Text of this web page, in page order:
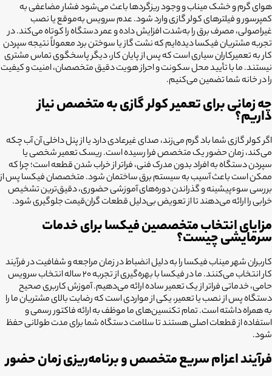
هوای گرم و خشک میناب و وجود ریزگردها باعث می‌شود فشار مضاعفی به
کمپرسور و فیلترهای کولر گازی وارد شود. عدم سرویس به‌موقع یا نصب
غیراصولی، مصرف برق را به‌شدت افزایش داده و عمر دستگاه را کوتاه می‌کند. در
تجربه مشتریان فیکسا دیده‌ایم که نشت گاز یا سوختن برد معمولاً نتیجه سپردن
کار به تعمیرکاران سیاری است که پس از پایان کار، دیگر پاسخگوی تماس مشتری
نیستند. ما با تأیید محل سکونت و احراز هویت دقیق متخصصان، امنیت و کیفیت
را در خانه شما تضمین می‌کنیم.
چه زمانی برای تعمیر کولر گازی به متخصص نیاز
داریم؟
اگر کولر گازی شما باد گرم می‌زند، صدای غیرعادی دارد یا از پنل داخلی آن آب چکه
می‌کند، زمان حضور یک متخصص فرا رسیده است. ریسک تعمیر شخصی یا
سپردن دستگاه به افراد بدون مدرک فنی، فراتر از خراب شدن قطعه است؛ چرا که
ممکن است باعث آسیب به سیستم برق ساختمان شود. متخصصان فیکسا پس از
بررسی سوءپیشینه و گذراندن دوره‌های آموزشی حضوری، دقیق‌ترین تشخیص
خرابی را ارائه می‌دهند تا از تعویض بی‌دلیل قطعات گران‌قیمت جلوگیری شود.
مزایای انتخاب متخصصین فیکسا برای خدمات
سرمایشی چیست؟
کاربران شهر میناب فیکسا را به دلیل انضباط در زمان مراجعه و شفافیت در فرآیند
کار انتخاب می‌کنند. ما در فیکسا با بهره‌گیری از تجربه ۲۰ ساله انتخاب سرویس
حامی، خدماتی فراتر از یک تعمیر ساده ارائه می‌دهیم. آموزش کاربری صحیح
دستگاه پس از نصب یا تعمیر، یکی از مواردی است که رضایت بالای مشتریان ما را
به همراه داشته است. تمام تکنسین‌های ما موظف به ارائه فاکتور رسمی و
استفاده از قطعات اصلی هستند تا سلامت دستگاه شما برای مدت طولانی حفظ
شود.
فرآیند اعزام سریع متخصص و برنامه‌ریزی زمان حضور